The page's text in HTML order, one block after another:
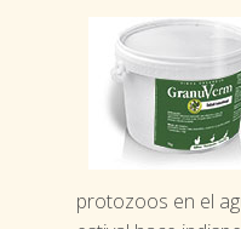
protozoos en el